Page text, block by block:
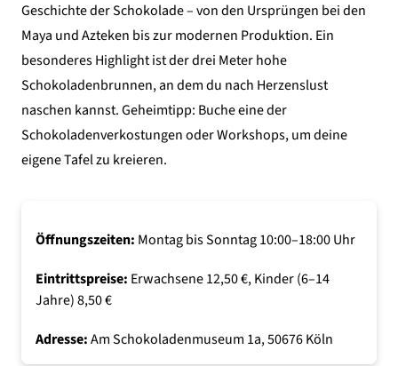
Geschichte der Schokolade – von den Ursprüngen bei den
Maya und Azteken bis zur modernen Produktion. Ein
besonderes Highlight ist der drei Meter hohe
Schokoladenbrunnen, an dem du nach Herzenslust
naschen kannst. Geheimtipp: Buche eine der
Schokoladenverkostungen oder Workshops, um deine
eigene Tafel zu kreieren.
Öffnungszeiten: Montag bis Sonntag 10:00–18:00 Uhr
Eintrittspreise: Erwachsene 12,50 €, Kinder (6–14
Jahre) 8,50 €
Adresse:Am Schokoladenmuseum 1a, 50676 Köln